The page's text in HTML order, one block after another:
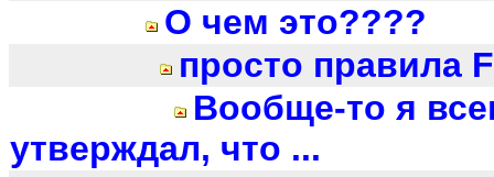
О чем это????
просто правила
Вообще-то я
утверждал, что ...